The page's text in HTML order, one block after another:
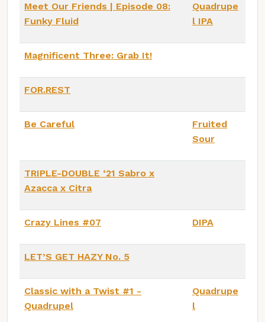
Meet Our Friends | Episode 08:
Funky Fluid
Quadrupe
l IPA
Magnificent Three: Grab It!
FOR.REST
Be Careful
Fruited
Sour
TRIPLE-DOUBLE ‘21 Sabro x
Azacca x Citra
Crazy Lines #07 DIPA
LET’S GET HAZY No. 5
Classic with a Twist #1 -
Quadrupel
Quadrupe
l